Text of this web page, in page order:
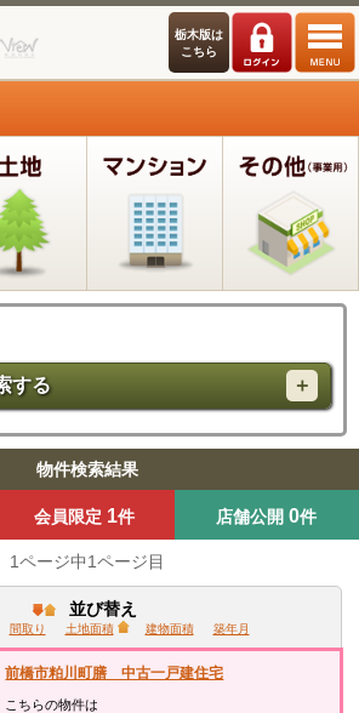
栃木版は
こちら
する
物件検索結果
会員限定 1件 店舗公開 0件
1ページ中1ページ目
並び替え
間取り 土地面積 建物面積 築年月
前橋市粕川町膳 中古一戸建住宅
こちらの物件は